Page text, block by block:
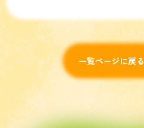
一覧ページに戻る